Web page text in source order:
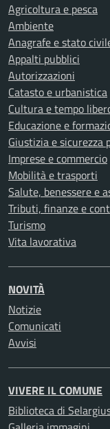
Agricoltura e pesca
Ambiente
Anagrafe e stato
Appalti pubblici
Autorizzazioni
Catasto e urbanistica
Cultura e tempo
Educazione e
Giustizia e sicurezza
Imprese e commercio
Mobilità e trasporti
Salute, benessere e
Tributi, finanze e
Turismo
Vita lavorativa
NOVITÀ
Notizie
Comunicati
Avvisi
VIVERE IL COMUNE
Biblioteca di